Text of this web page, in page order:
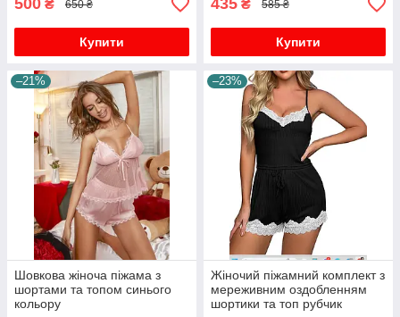
500 ₴ 650 ₴
Купити
435 ₴ 585 ₴
Купити
–21%
Шовкова жіноча піжама з
шортами та топом синього
кольору
–23%
Жіночий піжамний комплект з
мереживним оздобленням
шортики та топ рубчик